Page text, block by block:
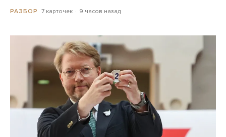
РАЗБОР 7 карточек 9 часов назад